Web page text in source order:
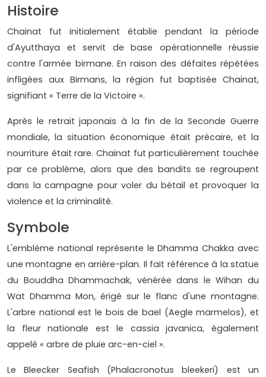
Histoire
Chainat fut initialement établie pendant la période
d'Ayutthaya et servit de base opérationnelle réussie
contre l'armée birmane. En raison des défaites répétées
infligées aux Birmans, la région fut baptisée Chainat,
signifiant « Terre de la Victoire ».
Après le retrait japonais à la fin de la Seconde Guerre
mondiale, la situation économique était précaire, et la
nourriture était rare. Chainat fut particulièrement touchée
par ce problème, alors que des bandits se regroupent
dans la campagne pour voler du bétail et provoquer la
violence et la criminalité.
Symbole
L'emblème national représente le Dhamma Chakka avec
une montagne en arrière-plan. Il fait référence à la statue
du Bouddha Dhammachak, vénérée dans le Wihan du
Wat Dhamma Mon, érigé sur le flanc d'une montagne.
L'arbre national est le bois de bael (Aegle marmelos), et
la fleur nationale est le cassia javanica, également
appelé « arbre de pluie arc-en-ciel ».
Le Bleecker Seafish (Phalacronotus bleekeri) est un